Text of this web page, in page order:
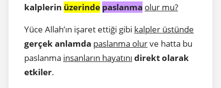
kalplerin üzerinde paslanma olur mu?
Yüce Allah’ın işaret ettiği gibi kalpler üstünde
gerçek anlamda paslanma olurve hatta bu
paslanma insanların hayatını direkt olarak
etkiler.